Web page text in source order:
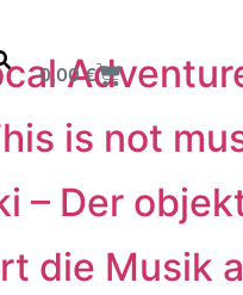
0,00€
is not
– Der
die Musik